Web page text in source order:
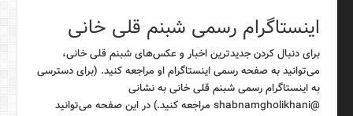
اینستاگرام رسمی شبنم قلی خانی
برای دنبال کردن جدیدترین اخبار و عکس‌های شبنم قلی خانی،
می‌توانید به صفحه رسمی اینستاگرام او مراجعه کنید. (برای دسترسی
به اینستاگرام رسمی شبنم قلی خانی به نشانی
@shabnamgholikhani مراجعه کنید.) در این صفحه می‌توانید